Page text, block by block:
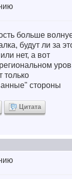
больше
будут ли за
нет, а вот
только
стороны
Цитата